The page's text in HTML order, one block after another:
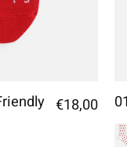
€18,00